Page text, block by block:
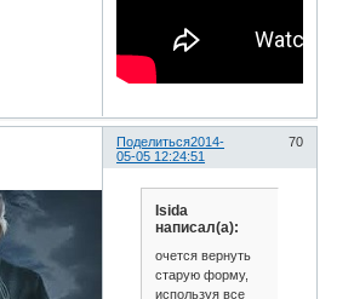
Поделиться 70
2014-
05-05 12:24:51
Isida
написал(а):
очется вернуть
старую форму,
используя все